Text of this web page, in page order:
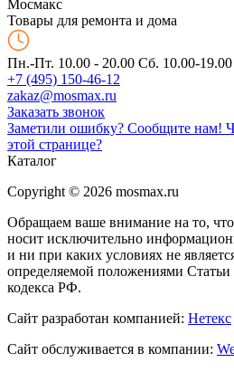
Мосмакс
Товары для ремонта и дома
Пн.-Пт. 10.00 - 20.00 Сб. 10.00-
+7 (495) 150-46-12
zakaz@mosmax.ru
Заказать звонок
Заметили ошибку? Сообщите нам!
этой странице?
Каталог
Copyright © 2026 mosmax.ru
Обращаем ваше внимание на то,
носит исключительно
и ни при каких условиях не
определяемой положениями Статьи
кодекса РФ.
Сайт разработан компанией: Нетекс
Сайт обслуживается в компании: